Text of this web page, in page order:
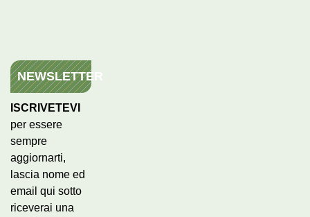
NEWSLETTER
ISCRIVETEVI
per essere
sempre
aggiornarti,
lascia nome ed
email qui sotto
riceverai una